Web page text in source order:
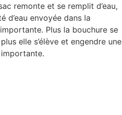
remonte et se remplit d’eau,
d’eau envoyée dans la
Plus la bouchure se
elle s’élève et engendre une
importante.